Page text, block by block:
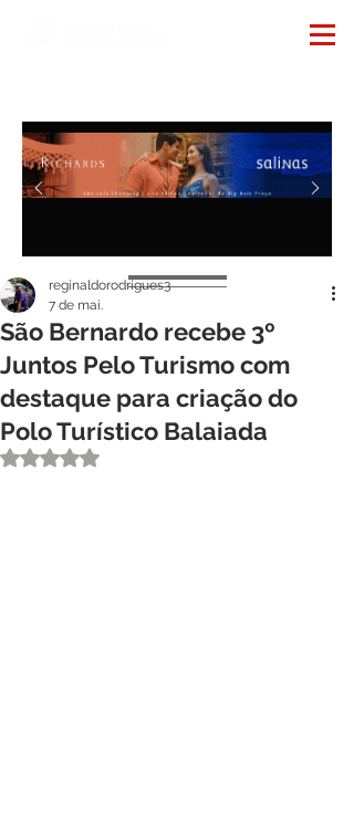
São Bernardo recebe 3º
Juntos Pelo Turismo com
destaque para criação do
Polo Turístico Balaiada
reginaldorodrigues3
7 de mai.
Avaliado com NaN de 5 estrelas.